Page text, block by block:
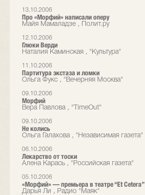
13.10.2006
Про «Морфий» написали оперу
Майя Мамаладзе , Полит.ру
12.10.2006
Глюки Верди
Наталия Каминская , "Культура"
11.10.2006
Партитура экстаза и ломки
Ольга Фукс , "Вечерняя Москва"
09.10.2006
Морфий
Вера Павлова , "TimeOut"
09.10.2006
Не колись
Ольга Галахова , "Независимая газета"
06.10.2006
Лекарство от тоски
Алена Карась , "Российская газета"
05.10.2006
«Морфий» — премьера в театре “Et Cetera”
Дарья Ли , Радио "Маяк"